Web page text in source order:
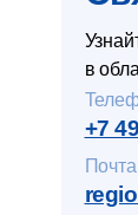
Почта
+7
в